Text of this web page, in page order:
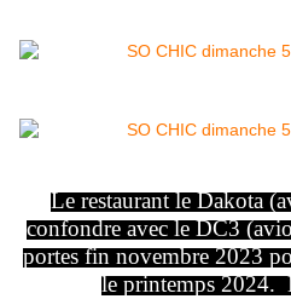
Le restaurant le Dakota
confondre avec le DC3
portes fin novembre 2023
le printemps 2024.